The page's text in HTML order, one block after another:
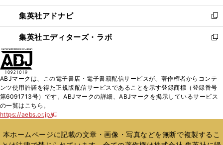
開
く
ウ
で
開
く
ン
ド
ウ
で
ウ
ィ
ン
ド
く
集英社アドナビ
新
し
い
ド
ウ
で
集英社エディターズ・ラボ
新
ィ
ン
ド
開
ABJマークは、この電子書店・電子書籍配信サービスが、著作権者からコンテ
ンツ使用許諾を得た正規版配信サービスであることを示す登録商標（登録番号
第6091713号）です。ABJマークの詳細、ABJマークを掲示しているサービス
の一覧はこちら。
https://aebs.or.jp/
新
い
ウ
本ホームページに記載の文章・画像・写真などを無断で複製するこ